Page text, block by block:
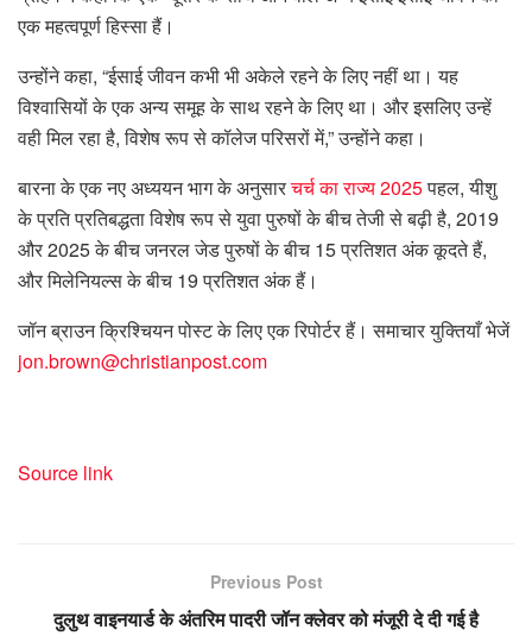
एक महत्वपूर्ण हिस्सा हैं।
उन्होंने कहा, “ईसाई जीवन कभी भी अकेले रहने के लिए नहीं था। यह
विश्वासियों के एक अन्य समूह के साथ रहने के लिए था। और इसलिए उन्हें
वही मिल रहा है, विशेष रूप से कॉलेज परिसरों में,” उन्होंने कहा।
बारना के एक नए अध्ययन भाग के अनुसारचर्च का राज्य 2025पहल, यीशु
के प्रति प्रतिबद्धता विशेष रूप से युवा पुरुषों के बीच तेजी से बढ़ी है, 2019
और 2025 के बीच जनरल जेड पुरुषों के बीच 15 प्रतिशत अंक कूदते हैं,
और मिलेनियल्स के बीच 19 प्रतिशत अंक हैं।
जॉन ब्राउन क्रिश्चियन पोस्ट के लिए एक रिपोर्टर हैं। समाचार युक्तियाँ भेजें
jon.brown@christianpost.com
Source link
Previous Post
दुलुथ वाइनयार्ड के अंतरिम पादरी जॉन क्लेवर को मंजूरी दे दी गई है